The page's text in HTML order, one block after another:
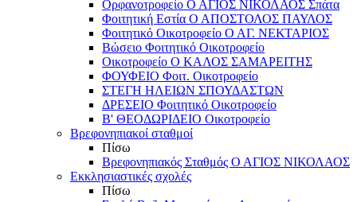
Ορφανοτροφείο Ο ΑΓΙΟΣ ΝΙΚΟΛΑΟΣ Σπάτα
Φοιτητική Εστία Ο ΑΠΟΣΤΟΛΟΣ ΠΑΥΛΟΣ
Φοιτητικό Οικοτροφείο Ο ΑΓ. ΝΕΚΤΑΡΙΟΣ
Βώσειο Φοιτητικό Οικοτροφείο
Οικοτροφείο Ο ΚΑΛΟΣ ΣΑΜΑΡΕΙΤΗΣ
ΦΟΥΦΕΙΟ Φοιτ. Οικοτροφείο
ΣΤΕΓΗ ΗΛΕΙΩΝ ΣΠΟΥΔΑΣΤΩΝ
ΔΡΕΣΕΙΟ Φοιτητικό Οικοτροφείο
Β' ΘΕΟΔΩΡΙΔΕΙΟ Οικοτροφείο
Βρεφονηπιακοί σταθμοί
Πίσω
Βρεφονηπιακός Σταθμός Ο ΑΓΙΟΣ ΝΙΚΟΛΑΟΣ
Εκκλησιαστικές σχολές
Πίσω